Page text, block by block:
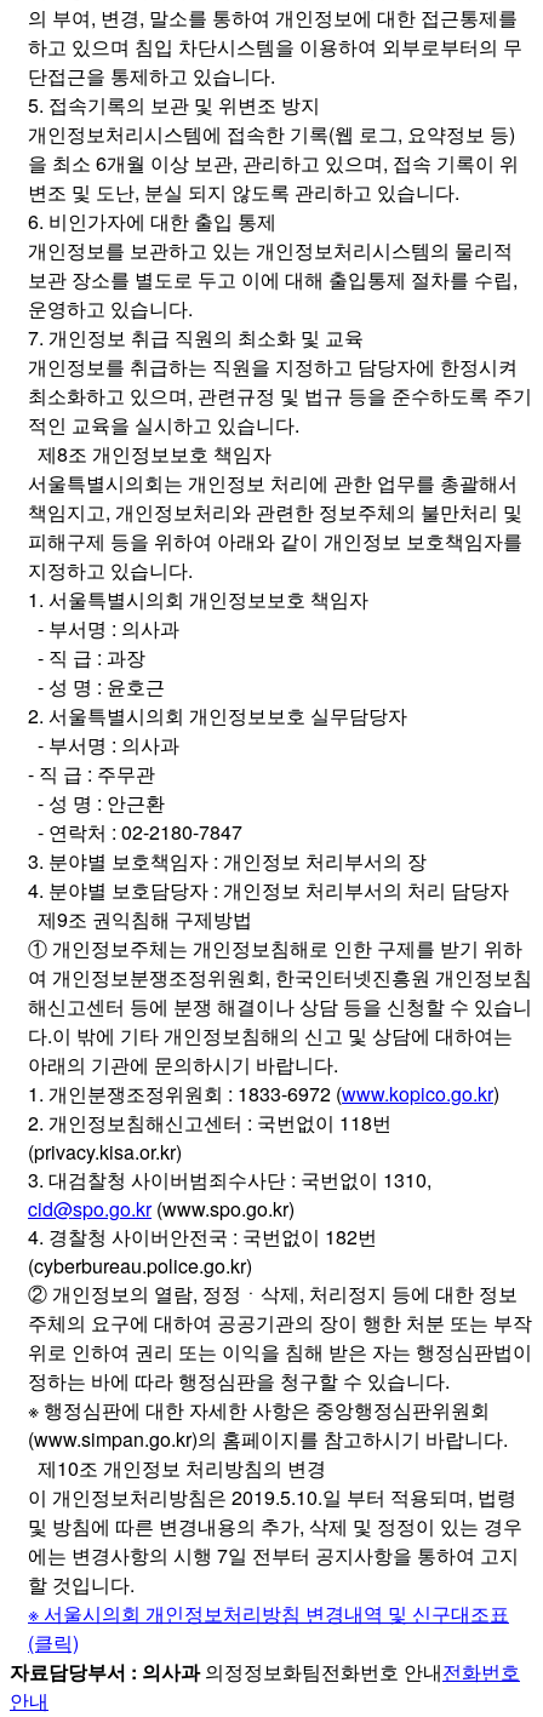
의 부여, 변경, 말소를 통하여 개인정보에 대한 접근통제를
하고 있으며 침입 차단시스템을 이용하여 외부로부터의 무
단접근을 통제하고 있습니다.
5. 접속기록의 보관 및 위변조 방지
개인정보처리시스템에 접속한 기록(웹 로그, 요약정보 등)
을 최소 6개월 이상 보관, 관리하고 있으며, 접속 기록이 위
변조 및 도난, 분실 되지 않도록 관리하고 있습니다.
6. 비인가자에 대한 출입 통제
개인정보를 보관하고 있는 개인정보처리시스템의 물리적
보관 장소를 별도로 두고 이에 대해 출입통제 절차를 수립,
운영하고 있습니다.
7. 개인정보 취급 직원의 최소화 및 교육
개인정보를 취급하는 직원을 지정하고 담당자에 한정시켜
최소화하고 있으며, 관련규정 및 법규 등을 준수하도록 주기
적인 교육을 실시하고 있습니다.
제8조 개인정보보호 책임자
서울특별시의회는 개인정보 처리에 관한 업무를 총괄해서
책임지고, 개인정보처리와 관련한 정보주체의 불만처리 및
피해구제 등을 위하여 아래와 같이 개인정보 보호책임자를
지정하고 있습니다.
1. 서울특별시의회 개인정보보호 책임자
- 부서명 : 의사과
- 직 급 : 과장
- 성 명 : 윤호근
2. 서울특별시의회 개인정보보호 실무담당자
- 부서명 : 의사과
- 직 급 : 주무관
- 성 명 : 안근환
- 연락처 : 02-2180-7847
3. 분야별 보호책임자 : 개인정보 처리부서의 장
4. 분야별 보호담당자 : 개인정보 처리부서의 처리 담당자
제9조 권익침해 구제방법
① 개인정보주체는 개인정보침해로 인한 구제를 받기 위하
여 개인정보분쟁조정위원회, 한국인터넷진흥원 개인정보침
해신고센터 등에 분쟁 해결이나 상담 등을 신청할 수 있습니
다.이 밖에 기타 개인정보침해의 신고 및 상담에 대하여는
아래의 기관에 문의하시기 바랍니다.
1. 개인분쟁조정위원회 : 1833-6972 (www.kopico.go.kr)
2. 개인정보침해신고센터 : 국번없이 118번
(privacy.kisa.or.kr)
3. 대검찰청 사이버범죄수사단 : 국번없이 1310,
cid@spo.go.kr(www.spo.go.kr)
4. 경찰청 사이버안전국 : 국번없이 182번
(cyberbureau.police.go.kr)
② 개인정보의 열람, 정정ㆍ삭제, 처리정지 등에 대한 정보
주체의 요구에 대하여 공공기관의 장이 행한 처분 또는 부작
위로 인하여 권리 또는 이익을 침해 받은 자는 행정심판법이
정하는 바에 따라 행정심판을 청구할 수 있습니다.
※ 행정심판에 대한 자세한 사항은 중앙행정심판위원회
(www.simpan.go.kr)의 홈페이지를 참고하시기 바랍니다.
제10조 개인정보 처리방침의 변경
이 개인정보처리방침은 2019.5.10.일 부터 적용되며, 법령
및 방침에 따른 변경내용의 추가, 삭제 및 정정이 있는 경우
에는 변경사항의 시행 7일 전부터 공지사항을 통하여 고지
할 것입니다.
※ 서울시의회 개인정보처리방침 변경내역 및 신구대조표
(클릭)
자료담당부서 : 의사과 의정정보화팀전화번호 안내전화번호
안내